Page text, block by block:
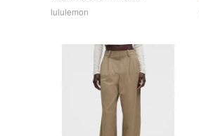
lululemon